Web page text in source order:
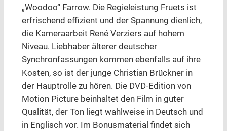
„Woodoo“ Farrow. Die Regieleistung Fruets ist
erfrischend effizient und der Spannung dienlich,
die Kameraarbeit René Verziers auf hohem
Niveau. Liebhaber älterer deutscher
Synchronfassungen kommen ebenfalls auf ihre
Kosten, so ist der junge Christian Brückner in
der Hauptrolle zu hören. Die DVD-Edition von
Motion Picture beinhaltet den Film in guter
Qualität, der Ton liegt wahlweise in Deutsch und
in Englisch vor. Im Bonusmaterial findet sich